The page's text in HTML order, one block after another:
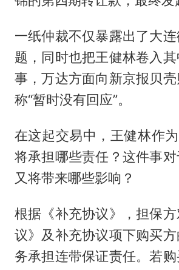
一纸仲裁不仅暴露出了大
题，同时也把王健林卷入
事，万达方面向新京报贝
称“暂时没有回应”。
在这起交易中，王健林作
将承担哪些责任？这件事
又将带来哪些影响？
根据《补充协议》，担保
议》及补充协议项下购买
务承担连带保证责任。若